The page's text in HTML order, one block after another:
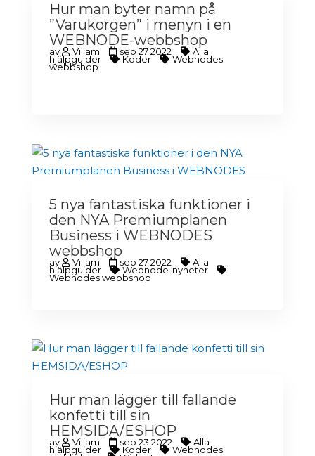
Hur man byter namn på
”Varukorgen” i menyn i en
WEBNODE-webbshop
av Viliam sep 27 2022 Alla
hjälpguider Koder Webnodes
webbshop
5 nya fantastiska funktioner i
den NYA Premiumplanen
Business i WEBNODES
webbshop
av Viliam sep 27 2022 Alla
hjälpguider Webnode-nyheter
Webnodes webbshop
Hur man lägger till fallande
konfetti till sin
HEMSIDA/ESHOP
av Viliam sep 23 2022 Alla
hjälpguider Koder Webnodes